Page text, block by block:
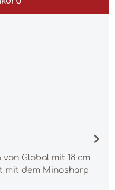
Global mit 18 cm
mit dem Minosharp